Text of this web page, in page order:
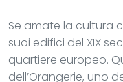
Se amate la cultura
suoi edifici del XIX
quartiere europeo.
dell’Orangerie, uno